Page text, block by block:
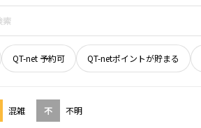
QT-net 予約可 QT-netポイントが貯まる
混雑 不 不明